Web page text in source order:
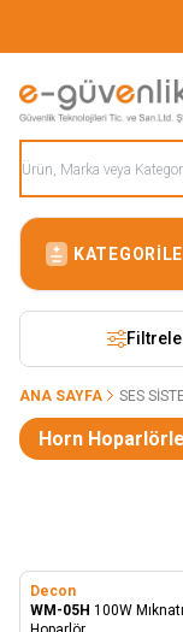
Filtrele
ANA SAYFA SES
Horn
Decon
WM-05H 100W